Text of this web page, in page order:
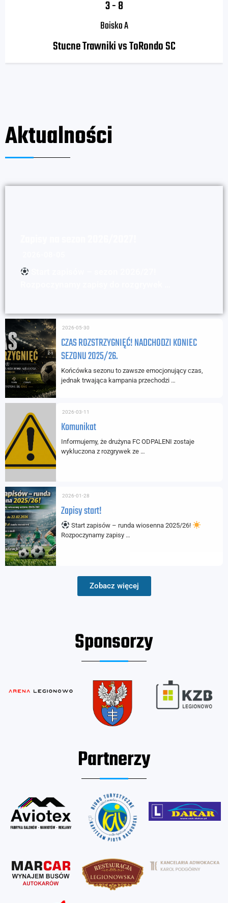
3-8
Boisko A
Stucne Trawniki vs ToRondo SC
Aktualności
CZAS ROZSTRZYGNIĘĆ! NADCHODZI KONIEC
SEZONU 2025/26.
2026-05-30
Końcówka sezonu to zawsze emocjonujący czas,
jednak trwająca kampania przechodzi …
Komunikat
2026-03-11
Informujemy, że drużyna FC ODPALENI zostaje
wykluczona z rozgrywek ze …
Zapisy start!
2026-01-28
Start zapisów – runda wiosenna 2025/26!
Rozpoczynamy zapisy …
Zobacz więcej
Sponsorzy
Partnerzy